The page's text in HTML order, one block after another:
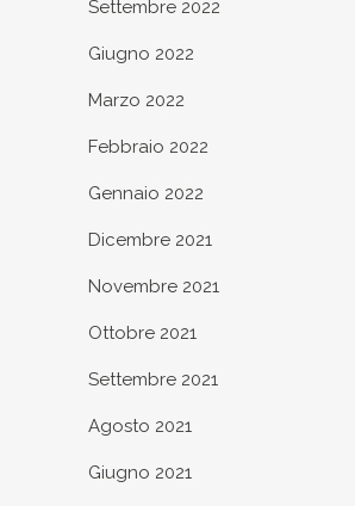
Settembre 2022
Giugno 2022
Marzo 2022
Febbraio 2022
Gennaio 2022
Dicembre 2021
Novembre 2021
Ottobre 2021
Settembre 2021
Agosto 2021
Giugno 2021